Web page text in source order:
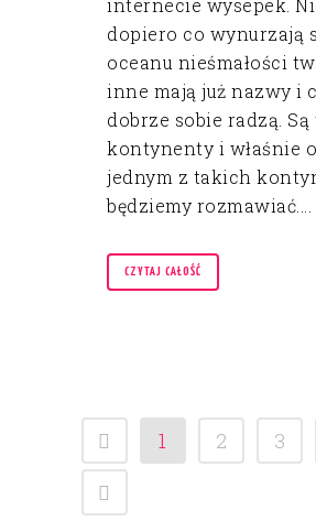
internecie wysepek.
dopiero co wynurzają
oceanu nieśmałości
inne mają już nazwy i
dobrze sobie radzą. Są
kontynenty i właśnie o
jednym z takich
będziemy rozmawiać....
CZYTAJ CAŁOŚĆ
1 2 3